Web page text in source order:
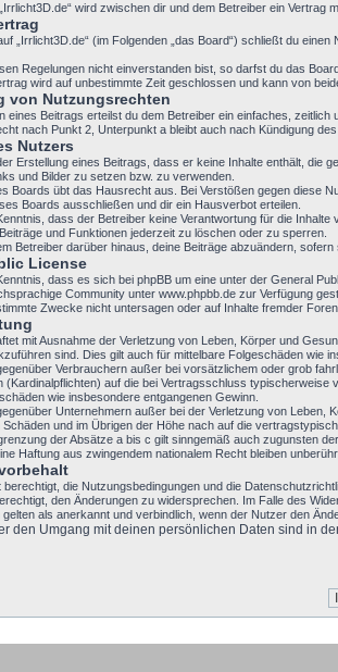
wird zwischen dir und dem Betreiber ein Vertrag
„Irrlicht3D.de“ (im Folgenden „das Board“) schließt du
Regelungen nicht einverstanden bist, so darfst du das
wird auf unbestimmte Zeit geschlossen und kann von
von Nutzungsrechten
eines Beitrags erteilst du dem Betreiber ein einfaches,
nach Punkt 2, Unterpunkt a bleibt auch nach Kündigung
Nutzers
Erstellung eines Beitrags, dass er keine Inhalte enthält, die
und Bilder zu setzen bzw. zu verwenden.
Boards übt das Hausrecht aus. Bei Verstößen gegen diese
Boards ausschließen und dir ein Hausverbot erteilen.
dass der Betreiber keine Verantwortung für die
und Funktionen jederzeit zu löschen oder zu sperren.
Betreiber darüber hinaus, deine Beiträge abzuändern,
License
dass es sich bei phpBB um eine unter der General
Community unter www.phpbb.de zur Verfügung
Zwecke nicht untersagen oder auf Inhalte fremder
mit Ausnahme der Verletzung von Leben, Körper und
sind. Dies gilt auch für mittelbare Folgeschäden wie
Verbrauchern außer bei vorsätzlichem oder grob
(Kardinalpflichten) auf die bei Vertragsschluss
wie insbesondere entgangenen Gewinn.
Unternehmern außer bei der Verletzung von
und im Übrigen der Höhe nach auf die
der Absätze a bis c gilt sinngemäß auch zugunsten
Haftung aus zwingendem nationalem Recht bleiben
berechtigt, die Nutzungsbedingungen und die
den Änderungen zu widersprechen. Im Falle des
gelten als anerkannt und verbindlich, wenn der Nutzer den
den Umgang mit deinen persönlichen Daten sind in